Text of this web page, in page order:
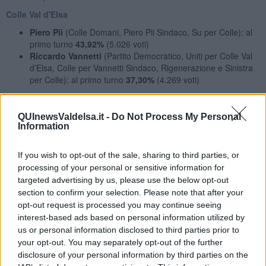
QUInewsValdelsa.it - Do Not Process My Personal
Information
If you wish to opt-out of the sale, sharing to third parties, or
processing of your personal or sensitive information for
targeted advertising by us, please use the below opt-out
section to confirm your selection. Please note that after your
opt-out request is processed you may continue seeing
interest-based ads based on personal information utilized by
us or personal information disclosed to third parties prior to
your opt-out. You may separately opt-out of the further
disclosure of your personal information by third parties on the
Colle Val d'Elsa
Piero Pii (Colle Domani, Piero Pii Sindaco, Su per Colle): al
primo turno 43,92%(5.026 voti)
Riccardo Vannetti (Partito Democratico, Uniti per Colle Val
d’Elsa, Colle per Vannetti Sindaco, Rigenerazione e Sinistra
per Colle): al primo turno 37,30%(4.269 voti)
Collesalvetti
Sara Paoli(Partito Democratico, Per una donna sindaco,
Riformisti per il futuro-Italia Viva-+ Europa-Libdem Europei-
Carlo Fredianelli (Fratelli d'Italia, Lega, Forza Italia,
Buonsenso): al primo turno
22,01%
(1.773 voti)
Cortona
Luciano Meoni(Futuro per Cortona – Centro destra Meoni
Sindaco): al primo turno45,38%(5.280 voti)
Andrea Vignini (Cortona Civica – Movimento 5 Stelle -
Partito Democratico): al primo turno 35,58%(4.140 voti)
Empoli